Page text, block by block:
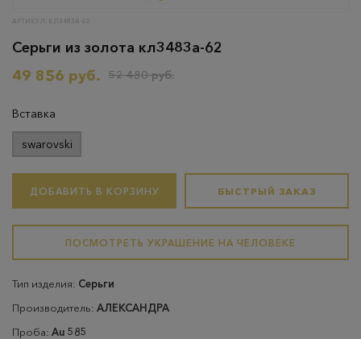
АРТИКУЛ: КЛ3483А-62
Серьги из золота кл3483а-62
49 856 руб.
52 480 руб.
Вставка
swarovski
ДОБАВИТЬ В КОРЗИНУ БЫСТРЫЙ ЗАКАЗ
ПОСМОТРЕТЬ УКРАШЕНИЕ НА ЧЕЛОВЕКЕ
Тип изделия: Серьги
Производитель: АЛЕКСАНДРА
Проба: Au 585